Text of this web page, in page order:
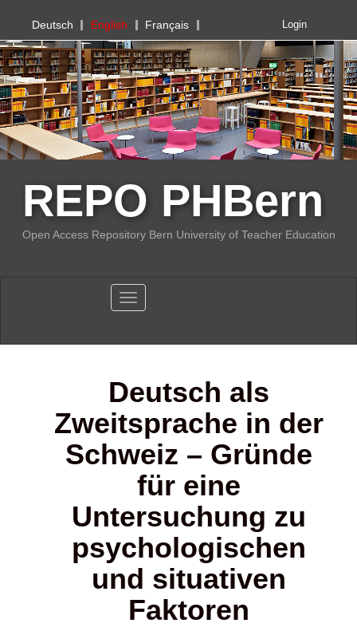
PHBern
Deutsch English Français Login
REPO PHBern
Open Access Repository Bern University of Teacher Education
Toggle navigation
Deutsch als
Zweitsprache in der
Schweiz – Gründe
für eine
Untersuchung zu
psychologischen
und situativen
Faktoren